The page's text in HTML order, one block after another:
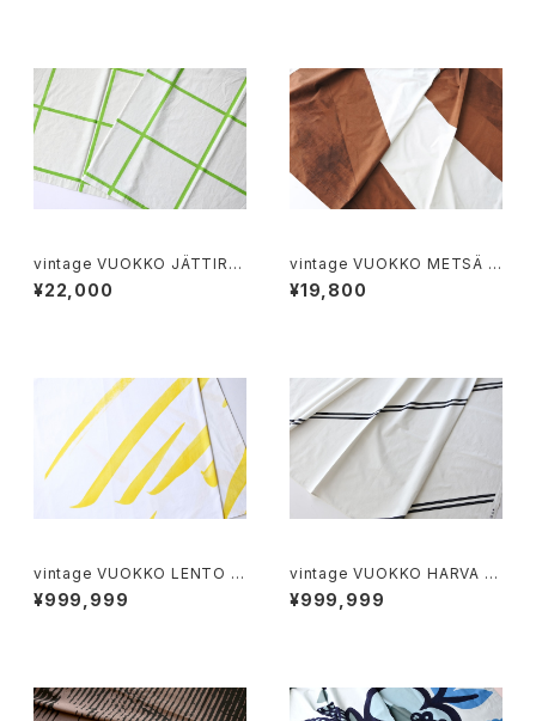
vintage VUOKKO JÄTTIRU
UTU fabric / ヴィンテージ ヴ
ォッコ ヤッティルートゥ ファブリ
¥22,000
vintage VUOKKO METSÄ f
abric / ヴィンテージ ヴォッコ メ
ッツァ ファブリック
¥19,800
vintage VUOKKO LENTO f
abric / ヴィンテージ ヴォッコ
レント ファブリック
¥999,999
vintage VUOKKO HARVA M
ETSÄ 2 fabric / ヴィンテージ
ヴォッコ ハラヴァメッツァ 2 ファ
¥999,999